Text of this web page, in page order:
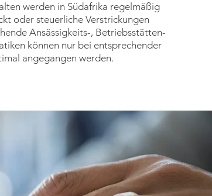
werden in Südafrika regelmäßig
oder steuerliche Verstrickungen
Ansässigkeits-, Betriebsstätten-
können nur bei entsprechender
angegangen werden.